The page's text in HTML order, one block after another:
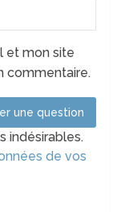
et mon site
commentaire.
indésirables.
de vos